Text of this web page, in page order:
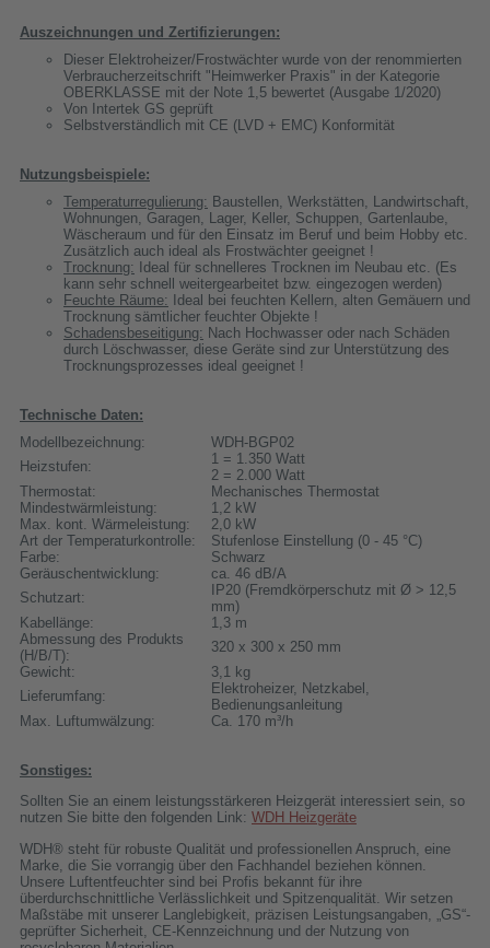
Auszeichnungen und Zertifizierungen:
Dieser Elektroheizer/Frostwächter wurde von der renommierten
Verbraucherzeitschrift "Heimwerker Praxis" in der Kategorie
OBERKLASSE mit der Note 1,5 bewertet (Ausgabe 1/2020)
Von Intertek GS geprüft
Selbstverständlich mit CE (LVD + EMC) Konformität
Nutzungsbeispiele:
Temperaturregulierung: Baustellen, Werkstätten, Landwirtschaft,
Wohnungen, Garagen, Lager, Keller, Schuppen, Gartenlaube,
Wäscheraum und für den Einsatz im Beruf und beim Hobby etc.
Zusätzlich auch ideal als Frostwächter geeignet !
Trocknung: Ideal für schnelleres Trocknen im Neubau etc. (Es
kann sehr schnell weitergearbeitet bzw. eingezogen werden)
Feuchte Räume: Ideal bei feuchten Kellern, alten Gemäuern und
Trocknung sämtlicher feuchter Objekte !
Schadensbeseitigung: Nach Hochwasser oder nach Schäden
durch Löschwasser, diese Geräte sind zur Unterstützung des
Trocknungsprozesses ideal geeignet !
Technische Daten:
Modellbezeichnung:
WDH-BGP02
Heizstufen:
1 = 1.350 Watt
2 = 2.000 Watt
Thermostat:
Mechanisches Thermostat
Mindestwärmleistung:
1,2 kW
Max. kont. Wärmeleistung:
2,0 kW
Art der Temperaturkontrolle:
Stufenlose Einstellung (0 - 45 °C)
Farbe:
Schwarz
Geräuschentwicklung:
ca. 46 dB/A
Schutzart:
IP20 (Fremdkörperschutz mit Ø > 12,5
mm)
Kabellänge:
1,3 m
Abmessung des Produkts
(H/B/T):
320 x 300 x 250 mm
Gewicht:
3,1 kg
Lieferumfang:
Elektroheizer, Netzkabel,
Bedienungsanleitung
Max. Luftumwälzung:
Ca. 170 m³/h
Sonstiges:
Sollten Sie an einem leistungsstärkeren Heizgerät interessiert sein, so
nutzen Sie bitte den folgenden Link: WDH Heizgeräte
WDH® steht für robuste Qualität und professionellen Anspruch, eine
Marke, die Sie vorrangig über den Fachhandel beziehen können.
Unsere Luftentfeuchter sind bei Profis bekannt für ihre
überdurchschnittliche Verlässlichkeit und Spitzenqualität. Wir setzen
Maßstäbe mit unserer Langlebigkeit, präzisen Leistungsangaben, „GS“-
geprüfter Sicherheit, CE-Kennzeichnung und der Nutzung von